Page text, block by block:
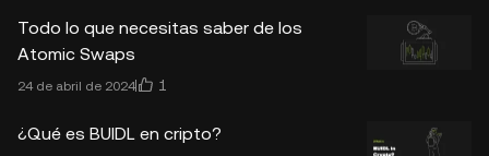
Todo lo que necesitas saber de los
Atomic Swaps
24 de abril de 2024 1
¿Qué es BUIDL en cripto?